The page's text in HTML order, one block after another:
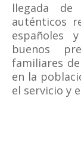
llegada
auténticos
españoles
buenos
familiares
en la
el servicio y